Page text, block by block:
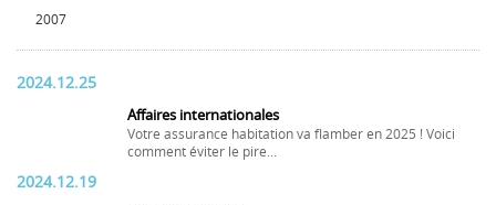
2007
2024.12.25
Affaires internationales
Votre assurance habitation va flamber en 2025 ! Voici
comment éviter le pire...
2024.12.19